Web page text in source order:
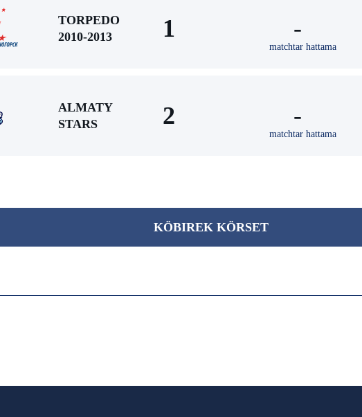
TORPEDO
2010-2013
1 -
matchtar hattama
ALMATY
STARS
2 -
matchtar hattama
KÖBІREK KÖRSET